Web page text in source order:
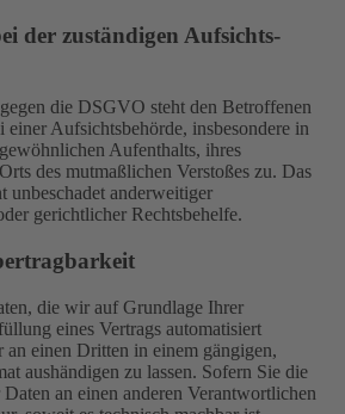
der zuständigen Aufsichts­
die DSGVO steht den Betroffenen
einer Aufsichtsbehörde, insbesondere in
Aufenthalts, ihres
des mutmaßlichen Verstoßes zu. Das
unbeschadet anderweitiger
gerichtlicher Rechtsbehelfe.
die wir auf Grundlage Ihrer
eines Vertrags automatisiert
an einen Dritten in einem gängigen,
aushändigen zu lassen. Sofern Sie die
an einen anderen Verantwortlichen